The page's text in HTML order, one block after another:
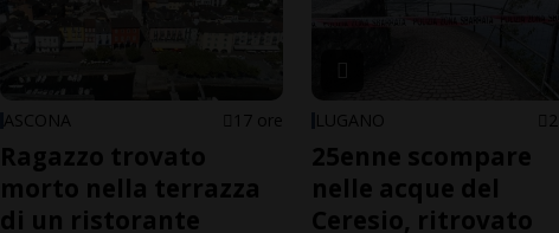
ASCONA 17 ore
Ragazzo trovato
morto nella terrazza
di un ristorante
LUGANO
25enne scompare
nelle acque del
Ceresio, ritrovato